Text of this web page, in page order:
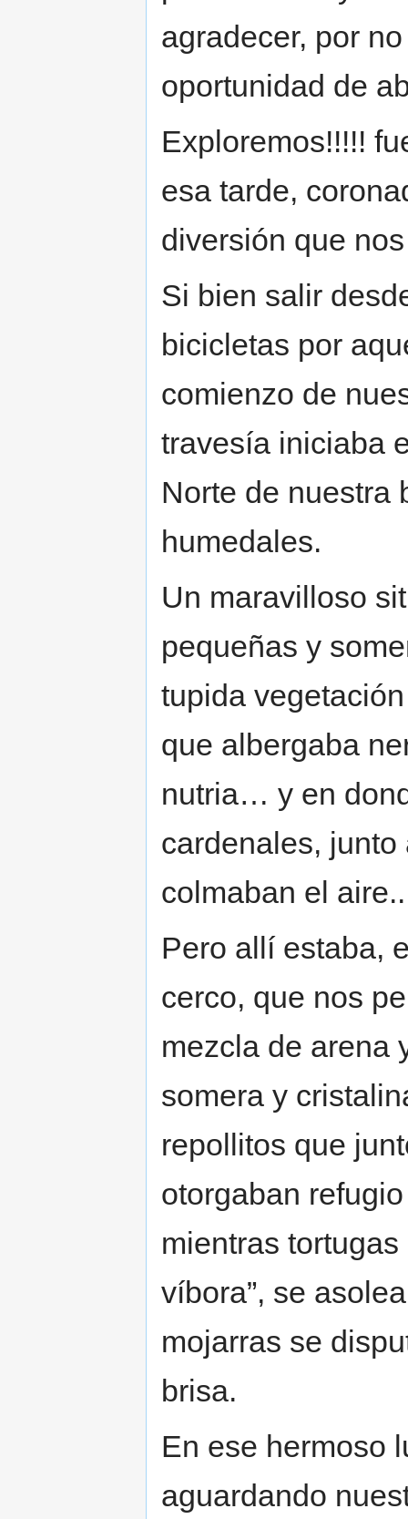
agradecer, por
oportunidad de
Exploremos!!!!!
esa tarde,
diversión que
Si bien salir
bicicletas por
comienzo de
travesía iniciaba
Norte de nuestra
humedales.
Un maravilloso
pequeñas y
tupida
que albergaba
nutria… y en
cardenales,
colmaban el
Pero allí estaba,
cerco, que nos
mezcla de arena
somera y
repollitos que
otorgaban
mientras tortugas
víbora”, se
mojarras se
brisa.
En ese hermoso
aguardando